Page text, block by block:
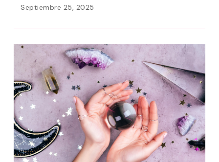
Septiembre 25, 2025